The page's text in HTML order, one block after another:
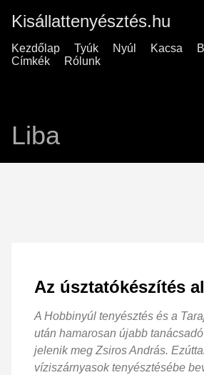
Kisállattenyésztés.hu
Kezdőlap Tyúk Nyúl Kacsa
Címkék
Rólunk
Liba
Az úsztatókészítés
A Hobbinyúl tenyésztés és a
után hamarosan újabb
jelenik meg Zsiros András.
víziszárnyasok tenyésztésébe